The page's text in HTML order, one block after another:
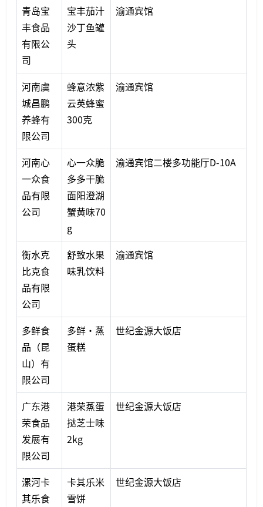
青岛宝
丰食品
有限公
司
宝丰茄汁
沙丁鱼罐
头
渝通宾馆
河南虞
城昌鹏
养蜂有
限公司
蜂意浓紫
云英蜂蜜
300克
渝通宾馆
河南心
一众食
品有限
公司
心一众脆
多多干脆
面阳澄湖
蟹黄味70
g
渝通宾馆二楼多功能厅D-10A
衡水克
比克食
品有限
公司
舒致水果
味乳饮料
渝通宾馆
多鲜食
品（昆
山）有
限公司
多鲜·蒸
蛋糕
世纪金源大饭店
广东港
荣食品
发展有
限公司
港荣蒸蛋
挞芝士味
2kg
世纪金源大饭店
漯河卡
其乐食
卡其乐米
雪饼
世纪金源大饭店